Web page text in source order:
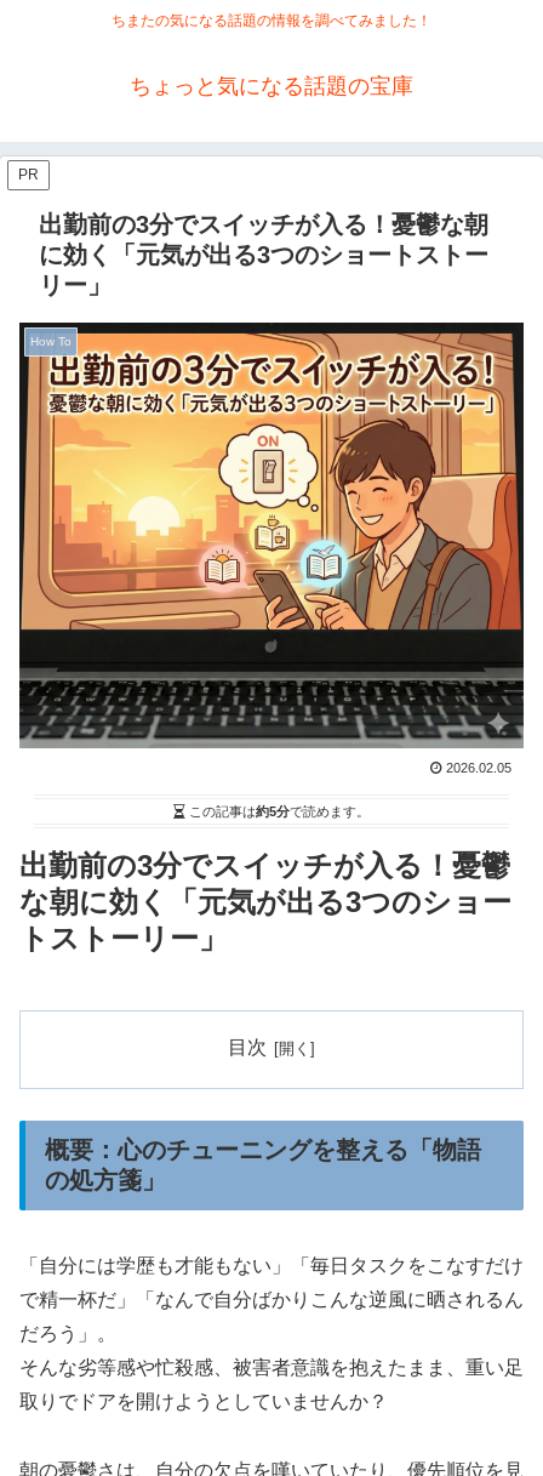
ちまたの気になる話題の情報を調べてみました！
ちょっと気になる話題の宝庫
PR
出勤前の3分でスイッチが入る！憂鬱な朝
に効く「元気が出る3つのショートストー
リー」
How To
2026.02.05
この記事は約5分で読めます。
出勤前の3分でスイッチが入る！憂鬱
な朝に効く「元気が出る3つのショー
トストーリー」
目次
概要：心のチューニングを整える「物語
の処方箋」
「自分には学歴も才能もない」「毎日タスクをこなすだけ
で精一杯だ」「なんで自分ばかりこんな逆風に晒されるん
だろう」。
そんな劣等感や忙殺感、被害者意識を抱えたまま、重い足
取りでドアを開けようとしていませんか？
朝の憂鬱さは、自分の欠点を嘆いていたり、優先順位を見